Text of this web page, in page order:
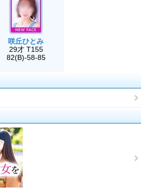
咲丘ひとみ
29才 T155
82(B)-58-85